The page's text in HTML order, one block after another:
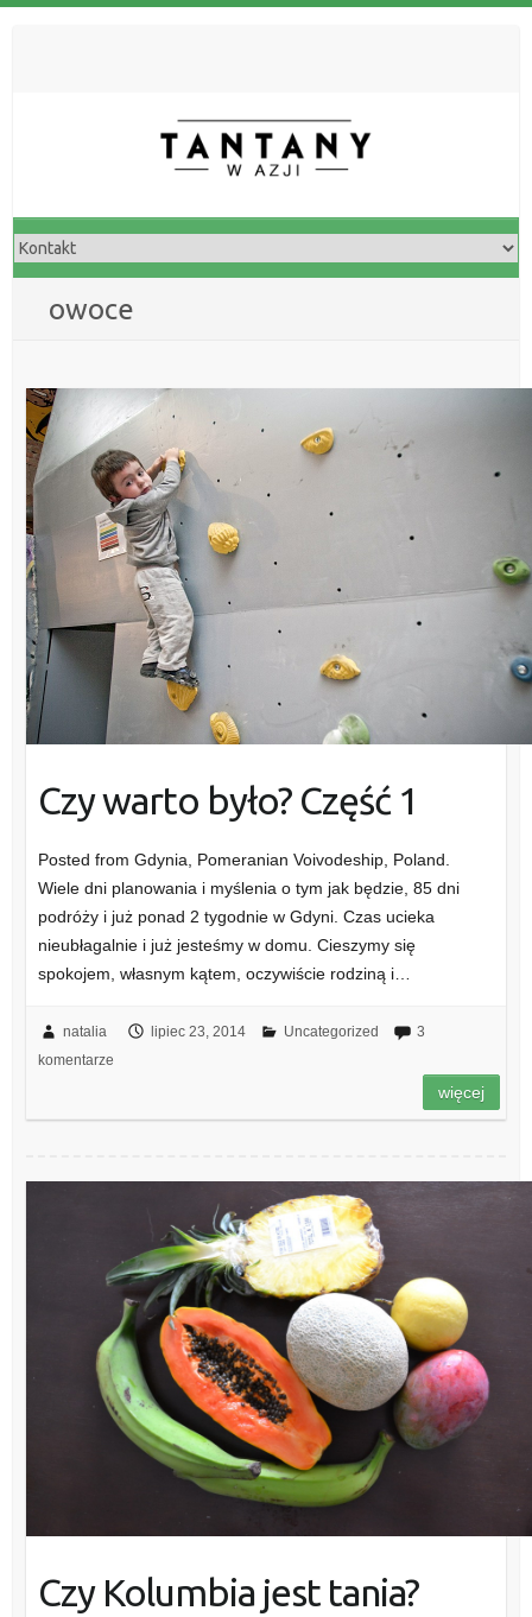
owoce
Czy warto było? Część 1
Posted from Gdynia, Pomeranian Voivodeship, Poland.
Wiele dni planowania i myślenia o tym jak będzie, 85 dni
podróży i już ponad 2 tygodnie w Gdyni. Czas ucieka
nieubłagalnie i już jesteśmy w domu. Cieszymy się
spokojem, własnym kątem, oczywiście rodziną i…
natalia lipiec 23, 2014 Uncategorized
3
komentarze
więcej
Czy Kolumbia jest tania?